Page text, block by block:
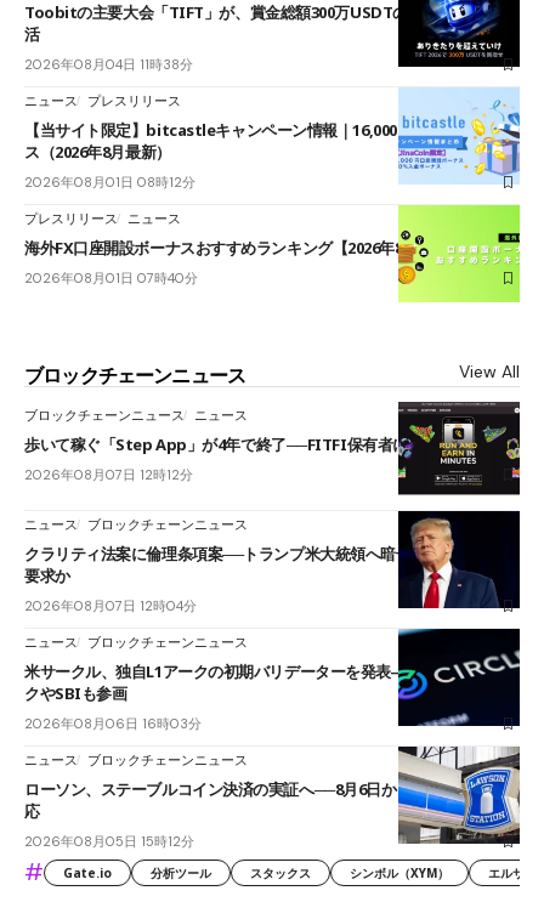
Toobitの主要大会「TIFT」が、賞金総額300万USDTのレースとして復
活
2026年08月04日 11時38分
ニュース プレスリリース
【当サイト限定】bitcastleキャンペーン情報｜16,000円口座開設ボーナ
ス（2026年8月最新）
2026年08月01日 08時12分
プレスリリース ニュース
海外FX口座開設ボーナスおすすめランキング【2026年8月最新】
2026年08月01日 07時40分
ブロックチェーンニュース View All
ブロックチェーンニュース ニュース
歩いて稼ぐ「Step App」が4年で終了──FITFI保有者に対応呼びかけ
2026年08月07日 12時12分
ニュース ブロックチェーンニュース
クラリティ法案に倫理条項案──トランプ米大統領へ暗号資産事業の売却
要求か
2026年08月07日 12時04分
ニュース ブロックチェーンニュース
米サークル、独自L1アークの初期バリデーターを発表――ブラックロッ
クやSBIも参画
2026年08月06日 16時03分
ニュース ブロックチェーンニュース
ローソン、ステーブルコイン決済の実証へ──8月6日からJPYCやUSDC対
応
2026年08月05日 15時12分
# Gate.io 分析ツール スタックス シンボル（XYM） エルサル